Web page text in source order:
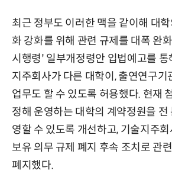
최근 정부도 이러한 맥을 같이해 대
화 강화를 위해 관련 규제를 대폭 완
시행령' 일부개정령안 입법예고를
지주회사가 다른 대학이, 출연연구기
업무도 할 수 있도록 허용했다. 현재
정해 운영하는 대학의 계약정원을 전
영할 수 있도록 개선하고, 기술지주
보유 의무 규제 폐지 후속 조치로 관
폐지했다.